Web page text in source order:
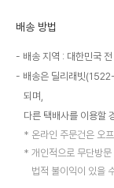
배송 방법
배송 지역 : 대한민국 전
배송은 딜리래빗
되며,
다른 택배사를 이용할
온라인 주문건은 오
개인적으로 무단방
법적 불이익이 있을